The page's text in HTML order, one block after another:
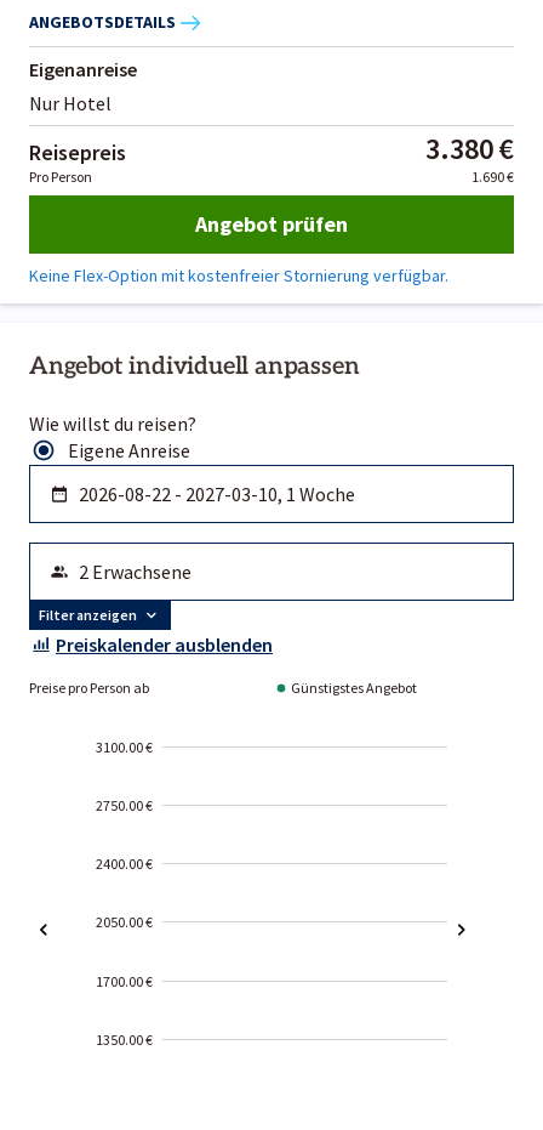
Angebot individuell anpassen
Wie willst du reisen?
Eigene Anreise
Filter anzeigen
Preiskalender ausblenden
Preise pro Person ab Günstigstes Angebot
3100.00 €
2750.00 €
2400.00 €
2050.00 €
1700.00 €
1350.00 €
ANGEBOTSDETAILS
Eigenanreise
Nur Hotel
Reisepreis 3.380 €
Pro Person 1.690 €
Angebot prüfen
Keine Flex-Option mit kostenfreier Stornierung verfügbar.